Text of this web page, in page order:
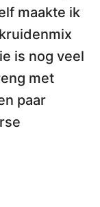
maakte ik
is nog veel
met
paar